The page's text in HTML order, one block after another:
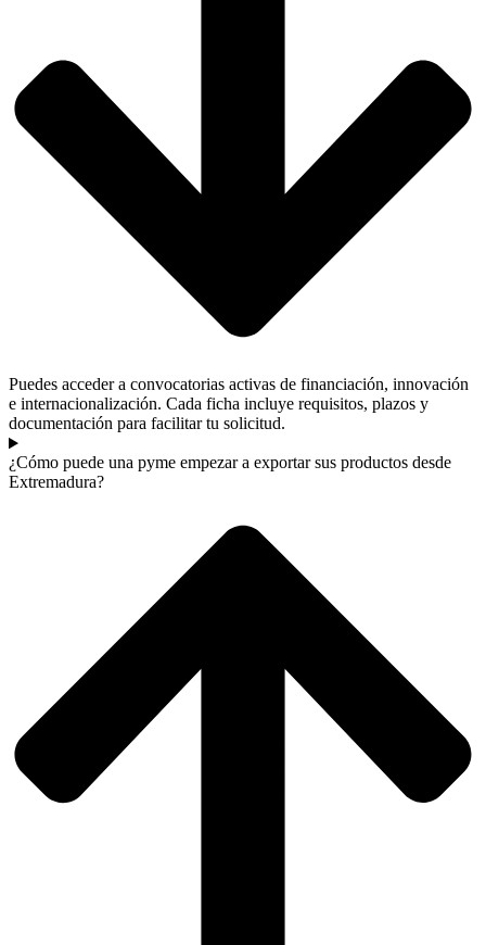
Puedes acceder a convocatorias activas de financiación, innovación
e internacionalización. Cada ficha incluye requisitos, plazos y
documentación para facilitar tu solicitud.
¿Cómo puede una pyme empezar a exportar sus productos desde
Extremadura?